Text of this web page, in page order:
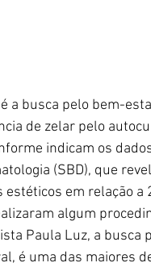
a busca pelo bem-
de zelar pelo
indicam os
(SBD), que
estéticos em relação
algum
Paula Luz, a
é uma das maiores